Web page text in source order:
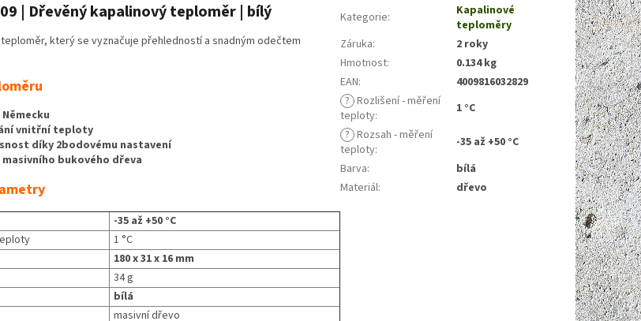
| Dřevěný kapalinový teploměr | bílý
který se vyznačuje přehledností a snadným odečtem
vnitřní teploty
díky 2bodovému nastavení
bukového dřeva
-35 až +50 °C
1 °C
180 x 31 x 16 mm
34 g
bílá
masivní dřevo
Kategorie:
Kapalinové
teploměry
Záruka:
2 roky
Hmotnost:
0.134 kg
EAN:
4009816032829
? Rozlišení - měření
teploty:
1 °C
? Rozsah - měření
teploty:
-35 až +50 °C
Barva:
bílá
Materiál: dřevo